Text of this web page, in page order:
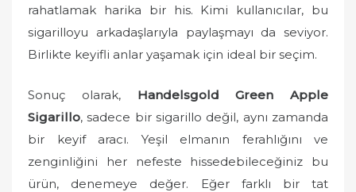
rahatlamak harika bir his. Kimi kullanıcılar, bu
sigarilloyu arkadaşlarıyla paylaşmayı da seviyor.
Birlikte keyifli anlar yaşamak için ideal bir seçim.
Sonuç olarak, Handelsgold Green Apple
Sigarillo, sadece bir sigarillo değil, aynı zamanda
bir keyif aracı. Yeşil elmanın ferahlığını ve
zenginliğini her nefeste hissedebileceğiniz bu
ürün, denemeye değer. Eğer farklı bir tat